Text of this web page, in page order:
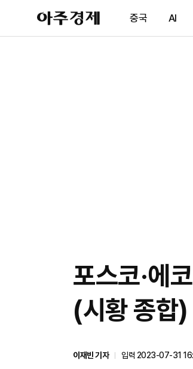
아
주
제
중국 AI
포스코·에
(시황 종합)
이재빈 기자
입력 2023-07-31